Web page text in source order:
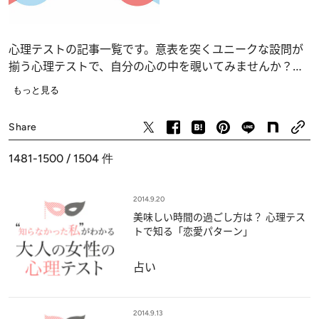
心理テストの記事一覧です。意表を突くユニークな設問が
揃う心理テストで、自分の心の中を覗いてみませんか？
恋愛、仕事、人間関係の深層心理……、自分でも気づかな
もっと見る
Share
1481-1500 / 1504 件
2014.9.20
美味しい時間の過ごし方は？ 心理テス
トで知る「恋愛パターン」
占い
2014.9.13